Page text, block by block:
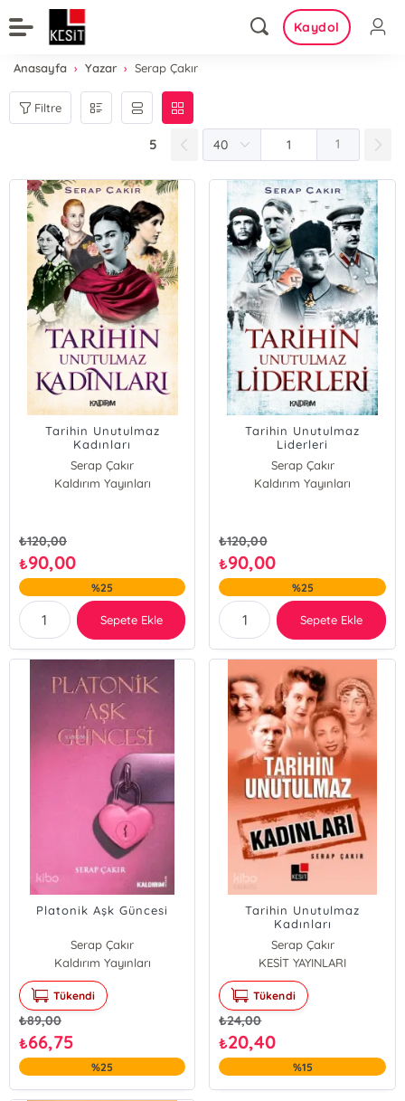
Kaydol
Anasayfa Yazar Serap Çakır
Filtre
5 1
Tarihin Unutulmaz
Kadınları
Serap Çakır
Kaldırım Yayınları
₺120,00
₺90,00
%25
Sepete Ekle
Tarihin Unutulmaz
Liderleri
Serap Çakır
Kaldırım Yayınları
₺120,00
₺90,00
%25
Sepete Ekle
Platonik Aşk Güncesi
Serap Çakır
Kaldırım Yayınları
Tükendi
₺89,00
₺66,75
%25
Tarihin Unutulmaz
Kadınları
Serap Çakır
KESİT YAYINLARI
Tükendi
₺24,00
₺20,40
%15